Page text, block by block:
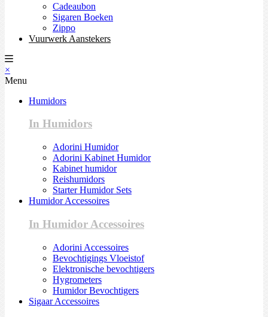
Cadeaubon
Sigaren Boeken
Zippo
Vuurwerk Aanstekers
×
Menu
Humidors
In Humidors
Adorini Humidor
Adorini Kabinet Humidor
Kabinet humidor
Reishumidors
Starter Humidor Sets
Humidor Accessoires
In Humidor Accessoires
Adorini Accessoires
Bevochtigings Vloeistof
Elektronische bevochtigers
Hygrometers
Humidor Bevochtigers
Sigaar Accessoires